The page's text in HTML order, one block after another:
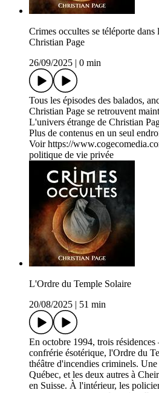
Crimes occultes se téléporte dans
Christian Page
26/09/2025
0 min
Tous les épisodes des balados,
Christian Page se retrouvent
L'univers étrange de Christian
Plus de contenus en un seul
Voir https://
politique de vie privée
L'Ordre du Temple Solaire
20/08/2025
51 min
En octobre 1994, trois
confrérie ésotérique, l'Ordre du
théâtre d'incendies criminels.
Québec, et les deux autres à
en Suisse. À l'intérieur, les